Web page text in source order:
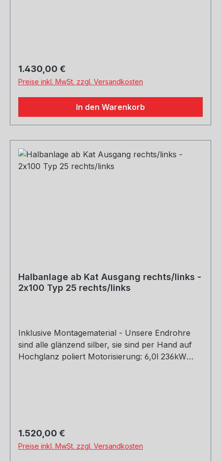
Regulärer Preis:
1.430,00 €
Preise inkl. MwSt. zzgl. Versandkosten
In den Warenkorb
Halbanlage ab Kat Ausgang rechts/links -
2x100 Typ 25 rechts/links
Inklusive Montagematerial - Unsere Endrohre
sind alle glänzend silber, sie sind per Hand auf
Hochglanz poliert Motorisierung: 6,0l 236kW
Regulärer Preis:
1.520,00 €
Preise inkl. MwSt. zzgl. Versandkosten